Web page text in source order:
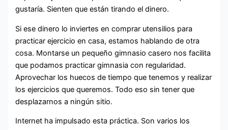
gustaría. Sienten que están tirando el dinero.
Si ese dinero lo inviertes en comprar utensilios para
practicar ejercicio en casa, estamos hablando de otra
cosa. Montarse un pequeño gimnasio casero nos facilita
que podamos practicar gimnasia con regularidad.
Aprovechar los huecos de tiempo que tenemos y realizar
los ejercicios que queremos. Todo eso sin tener que
desplazarnos a ningún sitio.
Internet ha impulsado esta práctica. Son varios los